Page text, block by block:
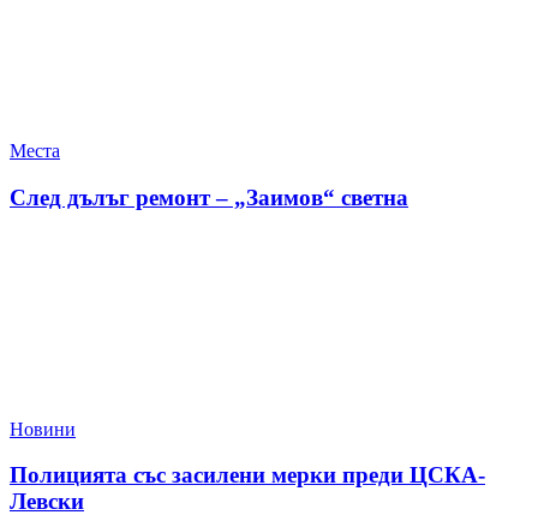
Места
След дълъг ремонт – „Заимов“ светна
Новини
Полицията със засилени мерки преди ЦСКА-
Левски